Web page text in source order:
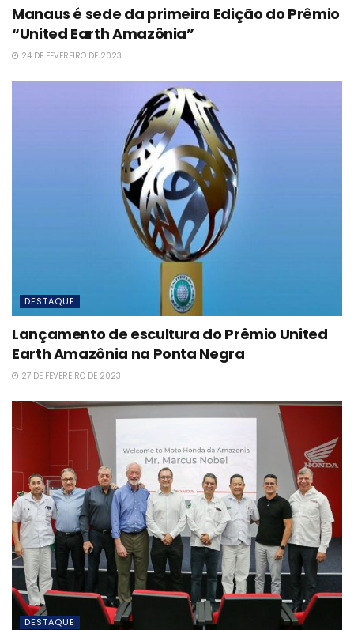
Manaus é sede da primeira Edição do Prêmio
“United Earth Amazônia”
24 DE FEVEREIRO DE 2023
DESTAQUE
Lançamento de escultura do Prêmio United
Earth Amazônia na Ponta Negra
27 DE FEVEREIRO DE 2023
DESTAQUE